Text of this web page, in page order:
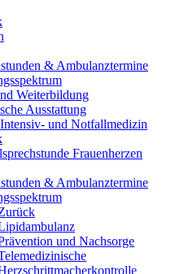
& Ambulanztermine
Weiterbildung
Ausstattung
und Notfallmedizin
Frauenherzen
& Ambulanztermine
und Nachsorge